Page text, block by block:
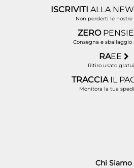
ISCRIVITI ALLA
Non perderti le nostre
ZERO
Consegna e sballaggio
RAEE
Ritiro usato
TRACCIA IL
Monitora la tua
Chi Siamo